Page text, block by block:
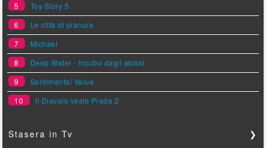
5
Toy Story 5
6
Le città di pianura
7
Michael
8
Deep Water - Incubo dagli abissi
9
Sentimental Value
10
Il Diavolo veste Prada 2
Stasera in Tv ❯